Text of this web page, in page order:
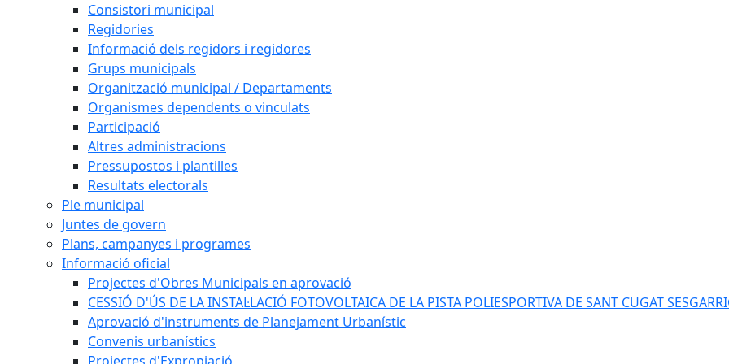
Consistori municipal
Regidories
Informació dels regidors i regidores
Grups municipals
Organització municipal / Departaments
Organismes dependents o vinculats
Participació
Altres administracions
Pressupostos i plantilles
Resultats electorals
Ple municipal
Juntes de govern
Plans, campanyes i programes
Informació oficial
Projectes d'Obres Municipals en aprovació
CESSIÓ D'ÚS DE LA INSTAL·LACIÓ FOTOVOLTAICA DE LA PISTA POLIESPORTIVA DE SANT CUGAT
Aprovació d'instruments de Planejament Urbanístic
Convenis urbanístics